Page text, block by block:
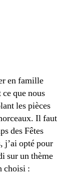
en famille
ce que nous
les pièces
Il faut
des Fêtes
j’ai opté pour
sur un thème
choisi :